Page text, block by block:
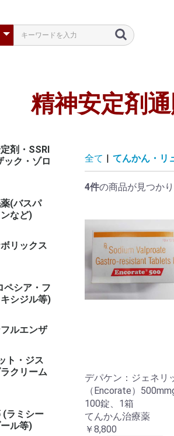
精神安定剤
剤・SSRI
ック・ゾロ
(バスパ
など)
リックス
ペシア・フ
シジル等)
ルエンザ
ト・ジス
クリーム
(ラミシー
ル等)
全て てんかん・リ
4件の商品が見つか
デパケン：ジェネリ
（Encorate）
100錠、1箱
てんかん治療薬
￥8,800